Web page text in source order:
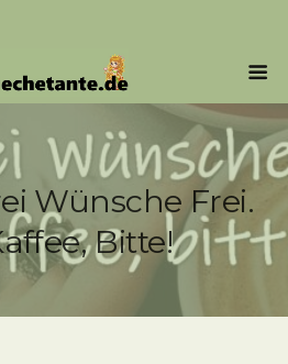
Wünsche Frei.
Bitte!